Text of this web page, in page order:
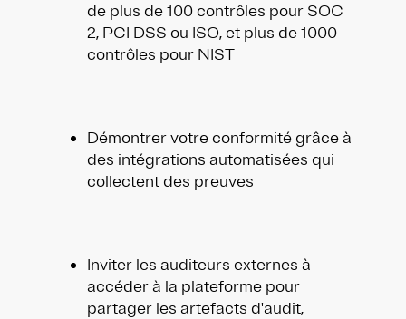
de plus de 100 contrôles pour SOC
2, PCI DSS ou ISO, et plus de 1000
contrôles pour NIST
Démontrer votre conformité grâce à
des intégrations automatisées qui
collectent des preuves
Inviter les auditeurs externes à
accéder à la plateforme pour
partager les artefacts d'audit,